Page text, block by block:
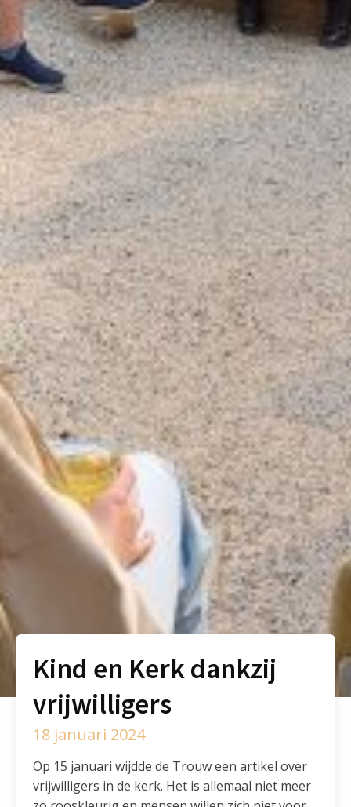
Kind en Kerk dankzij
vrijwilligers
18 januari 2024
Op 15 januari wijdde de Trouw een artikel over
vrijwilligers in de kerk. Het is allemaal niet meer